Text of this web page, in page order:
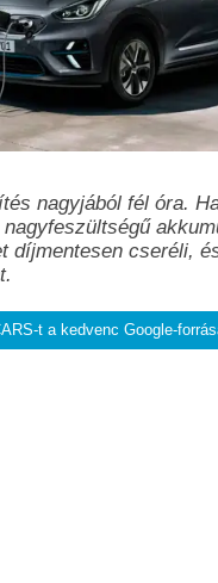
nagyjából fél óra.
díjmentesen cseréli,
t a kedvenc Google-